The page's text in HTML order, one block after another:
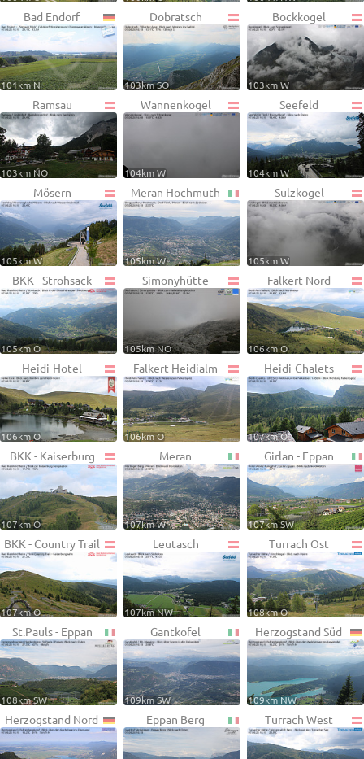
Bad Endorf
101km N
Dobratsch
103km SO
Bockkogel
103km W
Ramsau
103km NO
Wannenkogel
104km W
Seefeld
104km W
Mösern
105km W
Meran Hochmuth
105km W
Sulzkogel
105km W
BKK - Strohsack
105km O
Simonyhütte
105km NO
Falkert Nord
106km O
Heidi-Hotel
106km O
Falkert Heidialm
106km O
Heidi-Chalets
107km O
BKK - Kaiserburg
107km O
Meran
107km W
Girlan - Eppan
107km SW
BKK - Country Trail
107km O
Leutasch
107km NW
Turrach Ost
108km O
St.Pauls - Eppan
108km SW
Gantkofel
109km SW
Herzogstand Süd
109km NW
Herzogstand Nord Eppan Berg Turrach West